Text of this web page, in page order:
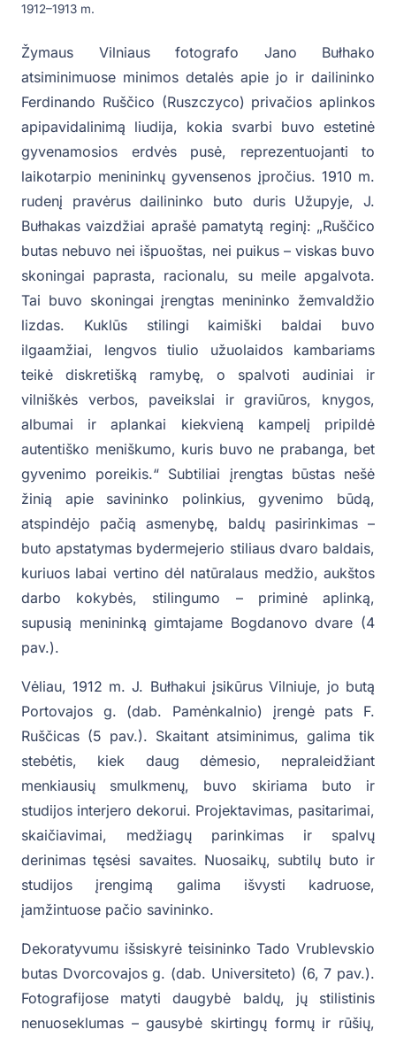
1912–1913 m.
Žymaus Vilniaus fotografo Jano Bułhako
atsiminimuose minimos detalės apie jo ir dailininko
Ferdinando Ruščico (Ruszczyco) privačios aplinkos
apipavidalinimą liudija, kokia svarbi buvo estetinė
gyvenamosios erdvės pusė, reprezentuojanti to
laikotarpio menininkų gyvensenos įpročius. 1910 m.
rudenį pravėrus dailininko buto duris Užupyje, J.
Bułhakas vaizdžiai aprašė pamatytą reginį: „Ruščico
butas nebuvo nei išpuoštas, nei puikus – viskas buvo
skoningai paprasta, racionalu, su meile apgalvota.
Tai buvo skoningai įrengtas menininko žemvaldžio
lizdas. Kuklūs stilingi kaimiški baldai buvo
ilgaamžiai, lengvos tiulio užuolaidos kambariams
teikė diskretišką ramybę, o spalvoti audiniai ir
vilniškės verbos, paveikslai ir graviūros, knygos,
albumai ir aplankai kiekvieną kampelį pripildė
autentiško meniškumo, kuris buvo ne prabanga, bet
gyvenimo poreikis.“ Subtiliai įrengtas būstas nešė
žinią apie savininko polinkius, gyvenimo būdą,
atspindėjo pačią asmenybę, baldų pasirinkimas –
buto apstatymas bydermejerio stiliaus dvaro baldais,
kuriuos labai vertino dėl natūralaus medžio, aukštos
darbo kokybės, stilingumo – priminė aplinką,
supusią menininką gimtajame Bogdanovo dvare (4
pav.).
Vėliau, 1912 m. J. Bułhakui įsikūrus Vilniuje, jo butą
Portovajos g. (dab. Pamėnkalnio) įrengė pats F.
Ruščicas (5 pav.). Skaitant atsiminimus, galima tik
stebėtis, kiek daug dėmesio, nepraleidžiant
menkiausių smulkmenų, buvo skiriama buto ir
studijos interjero dekorui. Projektavimas, pasitarimai,
skaičiavimai, medžiagų parinkimas ir spalvų
derinimas tęsėsi savaites. Nuosaikų, subtilų buto ir
studijos įrengimą galima išvysti kadruose,
įamžintuose pačio savininko.
Dekoratyvumu išsiskyrė teisininko Tado Vrublevskio
butas Dvorcovajos g. (dab. Universiteto) (6, 7 pav.).
Fotografijose matyti daugybė baldų, jų stilistinis
nenuoseklumas – gausybė skirtingų formų ir rūšių,